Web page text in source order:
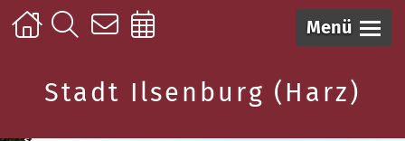
Menü
Stadt Ilsenburg (Harz)